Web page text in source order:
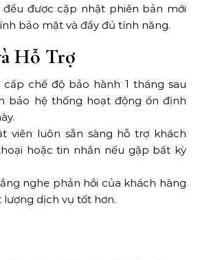
được cập nhật phiên bản mới
bảo mật và đầy đủ tính năng.
Hỗ Trợ
chế độ bảo hành 1 tháng sau
bảo hệ thống hoạt động ổn định
viên luôn sẵn sàng hỗ trợ khách
hoặc tin nhắn nếu gặp bất kỳ
nghe phản hồi của khách hàng
lượng dịch vụ tốt hơn.